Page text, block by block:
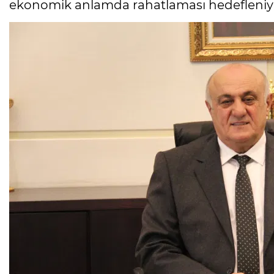
ekonomik anlamda rahatlaması